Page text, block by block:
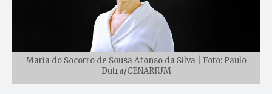
Maria do Socorro de Sousa Afonso da Silva | Foto: Paulo
Dutra/CENARIUM